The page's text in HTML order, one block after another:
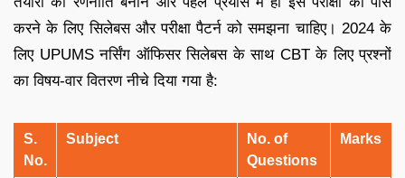
करने के लिए सिलेबस और परीक्षा पैटर्न को समझना चाहिए। 2024 के
लिए UPUMS नर्सिंग ऑफिसर सिलेबस के साथ CBT के लिए प्रश्नों
का विषय-वार वितरण नीचे दिया गया है:
S.
No.
Subject
No. of
Questions
Marks